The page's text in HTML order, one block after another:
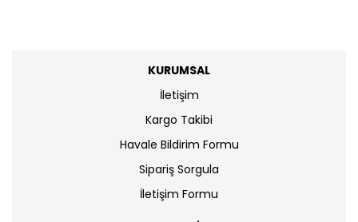
KURUMSAL
İletişim
Kargo Takibi
Havale Bildirim Formu
Sipariş Sorgula
İletişim Formu